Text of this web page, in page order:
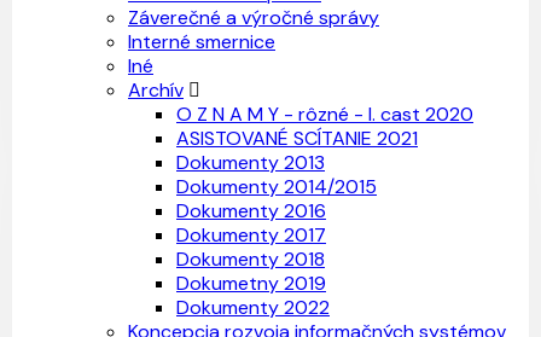
Záverečné a výročné správy
Interné smernice
Iné
Archív
O Z N A M Y - rôzné - I. cast 2020
ASISTOVANÉ SCÍTANIE 2021
Dokumenty 2013
Dokumenty 2014/2015
Dokumenty 2016
Dokumenty 2017
Dokumenty 2018
Dokumetny 2019
Dokumenty 2022
Koncepcia rozvoja informačných systémov